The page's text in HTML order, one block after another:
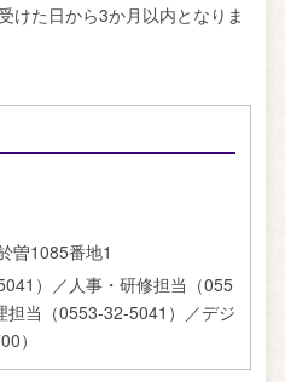
けた日から3か月以内となりま
曽1085番地1
）／人事・研修担当（055
当（0553-32-5041）／デジ
）